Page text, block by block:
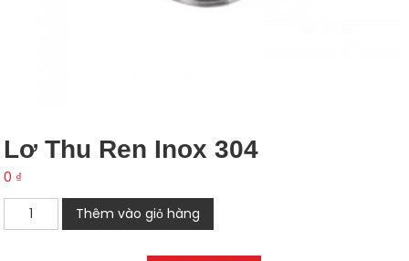
Lơ Thu Ren Inox 304
0 ₫
thu
Thêm vào giỏ hàng